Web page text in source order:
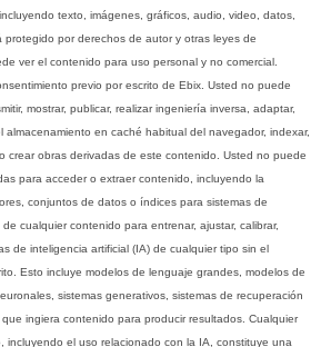
texto, imágenes, gráficos, audio, video, datos,
protegido por derechos de autor y otras leyes de
ver el contenido para uso personal y no comercial.
previo por escrito de Ebix. Usted no puede
mostrar, publicar, realizar ingeniería inversa, adaptar,
almacenamiento en caché habitual del navegador, indexar,
crear obras derivadas de este contenido. Usted no puede
para acceder o extraer contenido, incluyendo la
conjuntos de datos o índices para sistemas de
cualquier contenido para entrenar, ajustar, calibrar,
de inteligencia artificial (IA) de cualquier tipo sin el
Esto incluye modelos de lenguaje grandes, modelos de
sistemas generativos, sistemas de recuperación
ingiera contenido para producir resultados. Cualquier
incluyendo el uso relacionado con la IA, constituye una